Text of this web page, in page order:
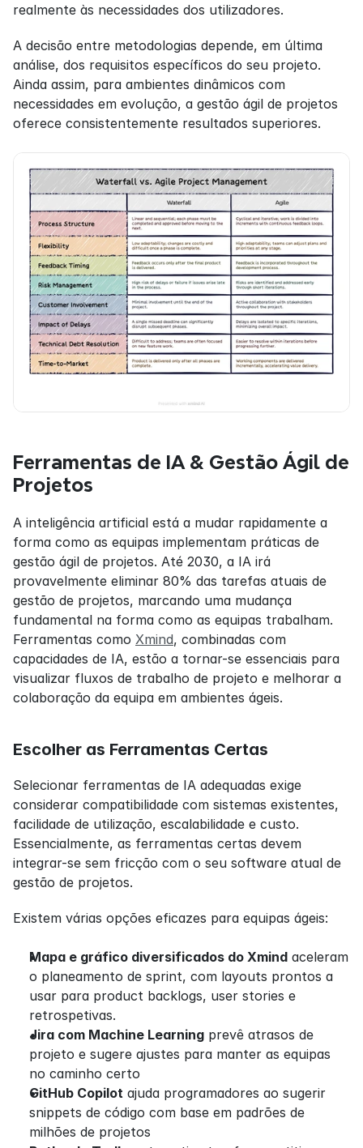
realmente às necessidades dos utilizadores.
A decisão entre metodologias depende, em última
análise, dos requisitos específicos do seu projeto.
Ainda assim, para ambientes dinâmicos com
necessidades em evolução, a gestão ágil de projetos
oferece consistentemente resultados superiores.
Ferramentas de IA & Gestão Ágil de
Projetos
A inteligência artificial está a mudar rapidamente a
forma como as equipas implementam práticas de
gestão ágil de projetos. Até 2030, a IA irá
provavelmente eliminar 80% das tarefas atuais de
gestão de projetos, marcando uma mudança
fundamental na forma como as equipas trabalham.
Ferramentas como Xmind, combinadas com
capacidades de IA, estão a tornar-se essenciais para
visualizar fluxos de trabalho de projeto e melhorar a
colaboração da equipa em ambientes ágeis.
Escolher as Ferramentas Certas
Selecionar ferramentas de IA adequadas exige
considerar compatibilidade com sistemas existentes,
facilidade de utilização, escalabilidade e custo.
Essencialmente, as ferramentas certas devem
integrar-se sem fricção com o seu software atual de
gestão de projetos.
Existem várias opções eficazes para equipas ágeis:
Mapa e gráfico diversificados do Xmind aceleram
o planeamento de sprint, com layouts prontos a
usar para product backlogs, user stories e
retrospetivas.
Jira com Machine Learning prevê atrasos de
projeto e sugere ajustes para manter as equipas
no caminho certo
GitHub Copilot ajuda programadores ao sugerir
snippets de código com base em padrões de
milhões de projetos